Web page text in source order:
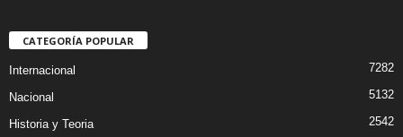
CATEGORÍA POPULAR
Internacional 7282
Nacional 5132
Historia y Teoria 2542